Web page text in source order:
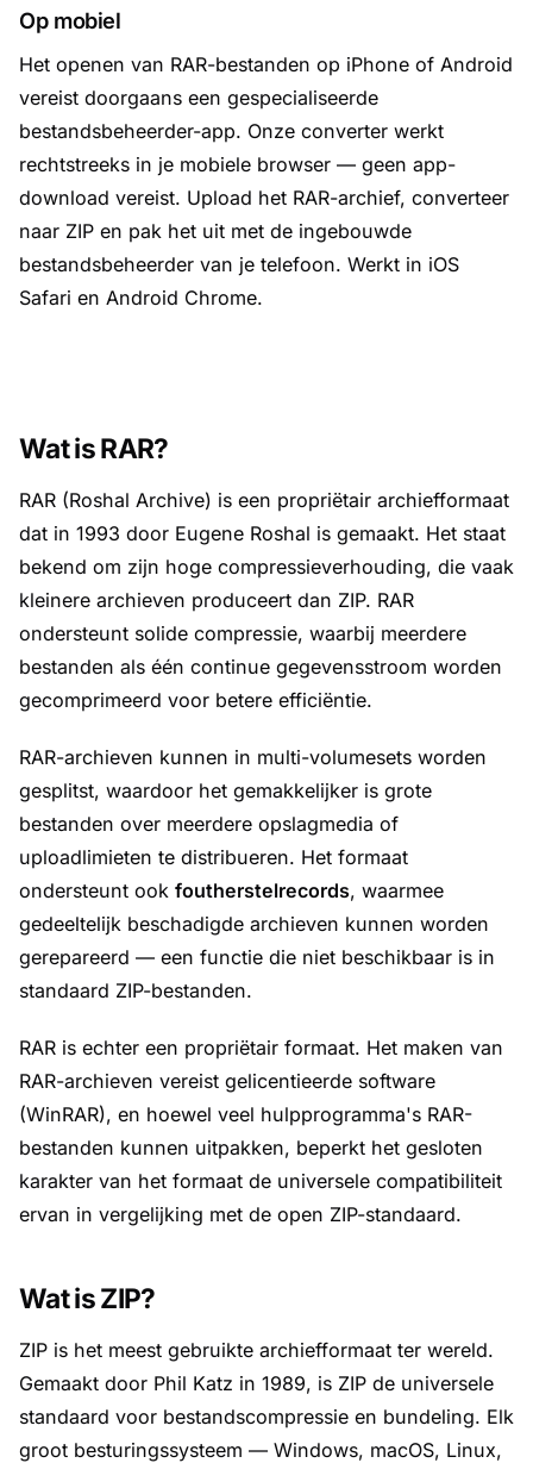
Op mobiel
Het openen van RAR-bestanden op iPhone of Android
vereist doorgaans een gespecialiseerde
bestandsbeheerder-app. Onze converter werkt
rechtstreeks in je mobiele browser — geen app-
download vereist. Upload het RAR-archief, converteer
naar ZIP en pak het uit met de ingebouwde
bestandsbeheerder van je telefoon. Werkt in iOS
Safari en Android Chrome.
Wat is RAR?
RAR (Roshal Archive) is een propriëtair archiefformaat
dat in 1993 door Eugene Roshal is gemaakt. Het staat
bekend om zijn hoge compressieverhouding, die vaak
kleinere archieven produceert dan ZIP. RAR
ondersteunt solide compressie, waarbij meerdere
bestanden als één continue gegevensstroom worden
gecomprimeerd voor betere efficiëntie.
RAR-archieven kunnen in multi-volumesets worden
gesplitst, waardoor het gemakkelijker is grote
bestanden over meerdere opslagmedia of
uploadlimieten te distribueren. Het formaat
ondersteunt ook foutherstelrecords, waarmee
gedeeltelijk beschadigde archieven kunnen worden
gerepareerd — een functie die niet beschikbaar is in
standaard ZIP-bestanden.
RAR is echter een propriëtair formaat. Het maken van
RAR-archieven vereist gelicentieerde software
(WinRAR), en hoewel veel hulpprogramma's RAR-
bestanden kunnen uitpakken, beperkt het gesloten
karakter van het formaat de universele compatibiliteit
ervan in vergelijking met de open ZIP-standaard.
Wat is ZIP?
ZIP is het meest gebruikte archiefformaat ter wereld.
Gemaakt door Phil Katz in 1989, is ZIP de universele
standaard voor bestandscompressie en bundeling. Elk
groot besturingssysteem — Windows, macOS, Linux,